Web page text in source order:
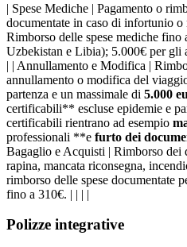
| Spese Mediche | Pagamento o
documentate in caso di infortunio
Rimborso delle spese mediche
Uzbekistan e Libia); 5.000€ per gli
| | Annullamento e Modifica |
annullamento o modifica del
partenza e un massimale di 5.000
certificabili** escluse epidemie e
certificabili rientrano ad esempio
professionali **e furto dei
Bagaglio e Acquisti | Rimborso dei
rapina, mancata riconsegna,
rimborso delle spese documentate
fino a 310€. | | | |
Polizze integrative